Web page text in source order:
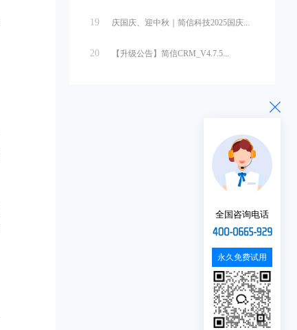
19 庆国庆、迎中秋｜简信科技2025国庆...
20 【升级公告】简信CRM_V4.7.5...
全国咨询电话
永久免费试用